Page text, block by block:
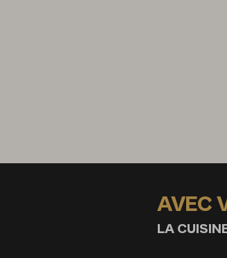
AVEC
LA